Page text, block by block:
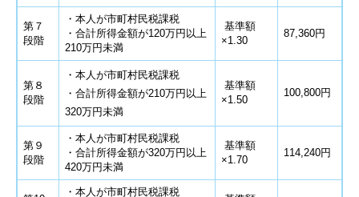
第７
段階
・本人が市町村民税課税
・合計所得金額が120万円以上
210万円未満
基準額
×1.30
87,360円
第８
段階
・本人が市町村民税課税
・合計所得金額が210万円以上
320万円未満
基準額
×1.50
100,800円
第９
段階
・本人が市町村民税課税
・合計所得金額が320万円以上
420万円未満
基準額
×1.70
114,240円
・本人が市町村民税課税